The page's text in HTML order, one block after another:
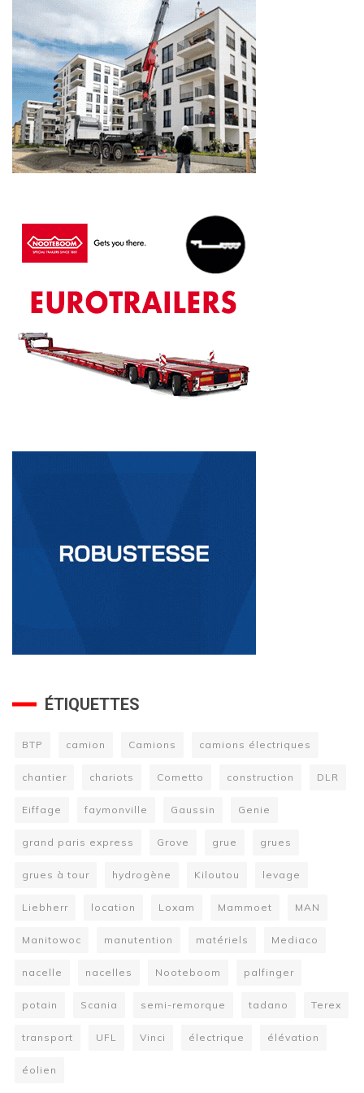
ÉTIQUETTES
BTP camion Camions camions électriques
chantier chariots Cometto construction DLR
Eiffage faymonville Gaussin Genie
grand paris express Grove grue grues
grues à tour hydrogène Kiloutou levage
Liebherr location Loxam Mammoet MAN
Manitowoc manutention matériels Mediaco
nacelle nacelles Nooteboom palfinger
potain Scania semi-remorque tadano Terex
transport UFL Vinci électrique élévation
éolien